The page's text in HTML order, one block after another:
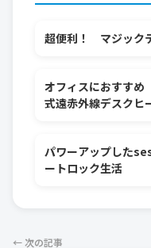
超便利！ マジック
オフィスにおすす
式遠赤外線デスクヒ
パワーアップした
ートロック生活
← 次の記事